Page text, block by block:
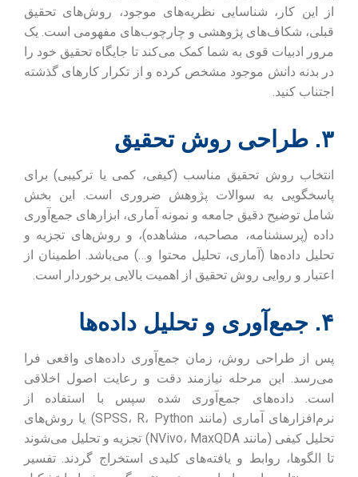
از این کار، شناسایی نظریه‌های موجود، روش‌های تحقیق
قبلی، شکاف‌های پژوهشی و چارچوب‌های مفهومی است. یک
مرور ادبیات قوی به شما کمک می‌کند تا جایگاه تحقیق خود را
در بدنه دانش موجود مشخص کرده و از تکرار کارهای گذشته
اجتناب کنید.
۳. طراحی روش تحقیق
انتخاب روش تحقیق مناسب (کیفی، کمی یا ترکیبی) برای
پاسخگویی به سوالات پژوهش ضروری است. این بخش
شامل توضیح دقیق جامعه و نمونه آماری، ابزارهای جمع‌آوری
داده (پرسشنامه، مصاحبه، مشاهده)، و روش‌های تجزیه و
تحلیل داده‌ها (آماری، تحلیل محتوا و…) می‌باشد. اطمینان از
اعتبار و روایی روش تحقیق از اهمیت بالایی برخوردار است.
۴. جمع‌آوری و تحلیل داده‌ها
پس از طراحی روش، زمان جمع‌آوری داده‌های واقعی فرا
می‌رسد. این مرحله نیازمند دقت و رعایت اصول اخلاقی
است. داده‌های جمع‌آوری شده سپس با استفاده از
نرم‌افزارهای آماری (مانند SPSS، R، Python) یا روش‌های
تحلیل کیفی (مانند NVivo، MaxQDA) تجزیه و تحلیل می‌شوند
تا الگوها، روابط و یافته‌های کلیدی استخراج گردند. تفسیر